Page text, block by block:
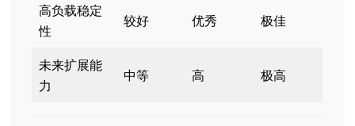
高负载稳定
性
较好 优秀 极佳
未来扩展能
力
中等 高 极高